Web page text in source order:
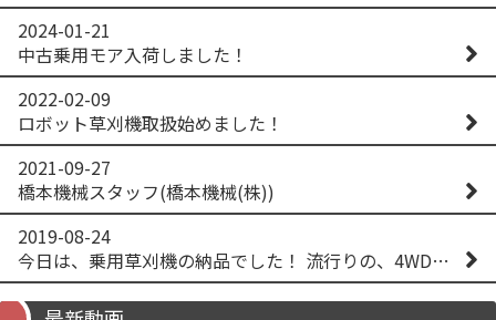
2024-01-21
中古乗用モア入荷しました！
2022-02-09
ロボット草刈機取扱始めました！
2021-09-27
橋本機械スタッフ(橋本機械(株))
2019-08-24
今日は、乗用草刈機の納品でした！ 流行りの、4WD！ #イセキアグリ #オーレック #四駆 #増税間近